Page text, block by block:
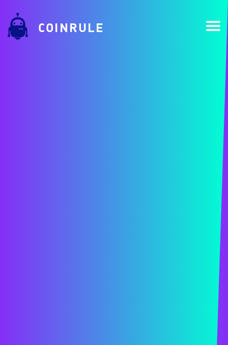
COINRULE